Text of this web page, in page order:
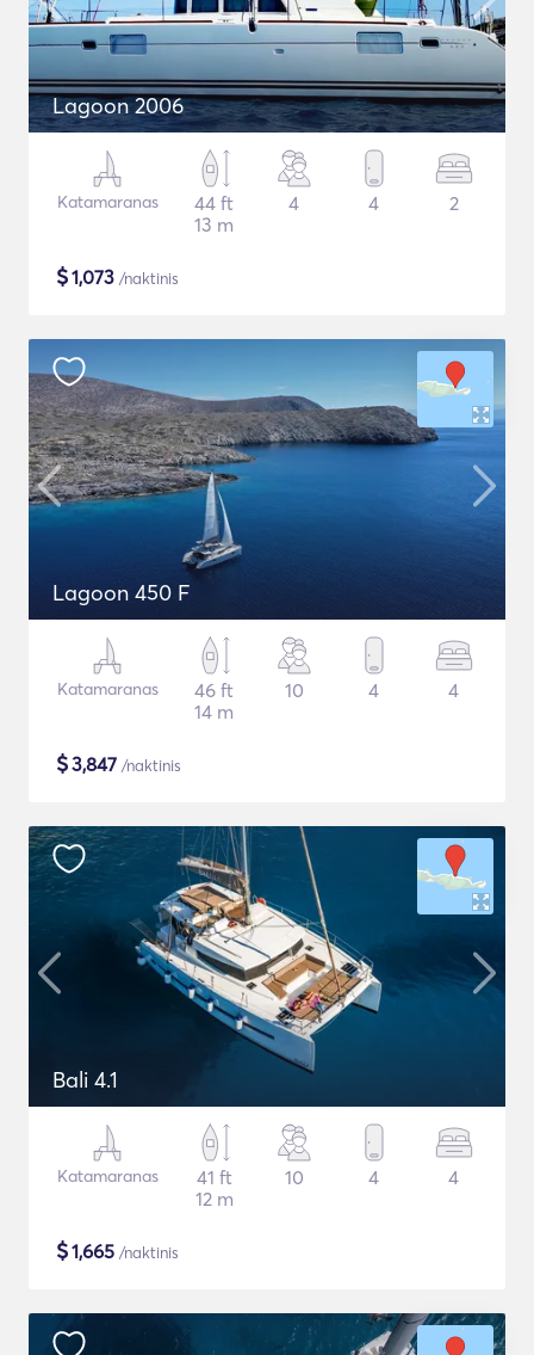
Lagoon 2006
Katamaranas
44 ft
13 m
4 4 2
$1,073 /naktinis
Lagoon 450 F
Katamaranas
46 ft
14 m
10 4 4
$3,847 /naktinis
Bali 4.1
Katamaranas
41 ft
12 m
10 4 4
$1,665 /naktinis